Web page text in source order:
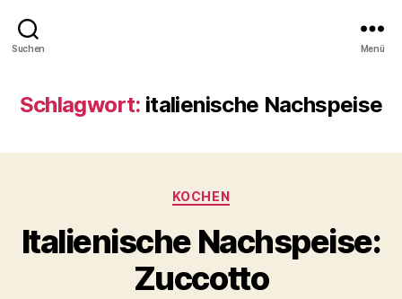
Suchen Menü
Schlagwort: italienische Nachspeise
Kategorien
KOCHEN
Italienische Nachspeise:
Zuccotto